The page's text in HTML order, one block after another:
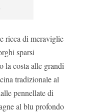
ricca di meraviglie
sparsi
la costa alle grandi
tradizionale al
pennellate di
al blu profondo